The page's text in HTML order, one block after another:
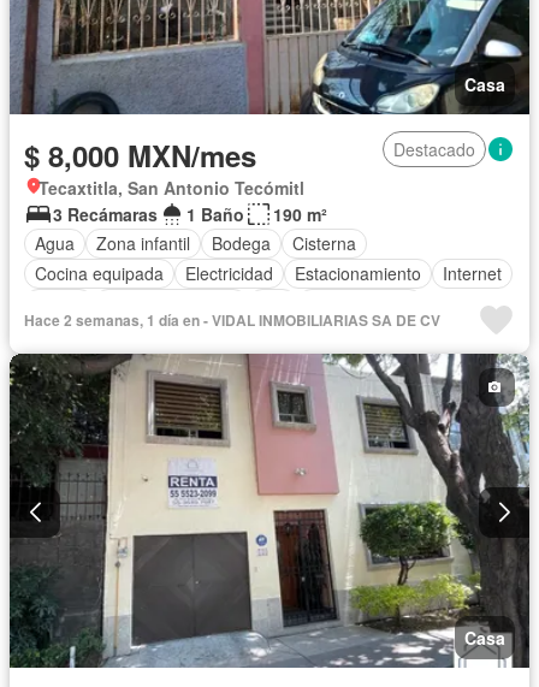
Casa
$ 8,000 MXN/mes
Destacado
Tecaxtitla, San Antonio Tecómitl
3 Recámaras
1 Baño
190 m²
Agua
Zona infantil Bodega
Cisterna
Cocina equipada
Electricidad Estacionamiento
Internet
Permite mascotas
Permite niños Sin amueblar
Hace 2 semanas, 1 día en - VIDAL INMOBILIARIAS SA DE CV
Casa